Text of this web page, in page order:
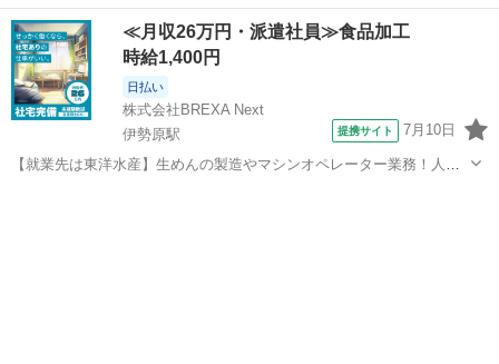
ト勤務で働きやすさ抜群の環境です。 ★☆ 働きやすいメリット多数
★☆ ＼＼サービス・職種の魅力／／ 送迎業務を通して、お客様から感
謝の言葉を直接いただけたり...
神奈川 伊勢原市 その他
≪月収26万円・派遣社員≫食品加工
時給1,400円
日払い
株式会社BREXA Next
伊勢原駅
提携サイト 7月10日
【就業先は東洋水産】生めんの製造やマシンオペレーター業務！人気